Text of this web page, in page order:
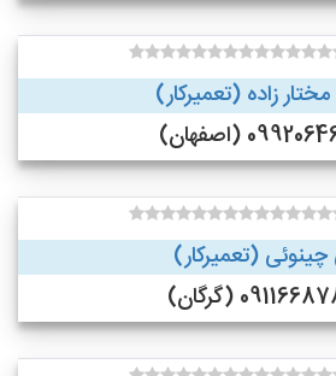
زاده (تعمیرکار)
(اصفهان)
(تعمیرکار)
(گرگان)